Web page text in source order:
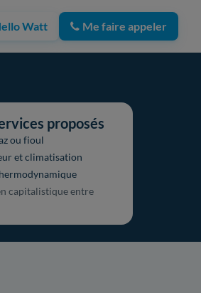
Watt Me faire appeler
proposés
ou fioul
et climatisation
capitalistique entre